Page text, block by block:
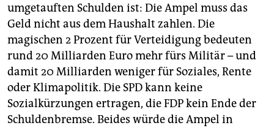
umgetauften Schulden ist: Die Ampel muss das
Geld nicht aus dem Haushalt zahlen. Die
magischen 2 Prozent für Verteidigung bedeuten
rund 20 Milliarden Euro mehr fürs Militär – und
damit 20 Milliarden weniger für Soziales, Rente
oder Klimapolitik. Die SPD kann keine
Sozialkürzungen ertragen, die FDP kein Ende der
Schuldenbremse. Beides würde die Ampel in